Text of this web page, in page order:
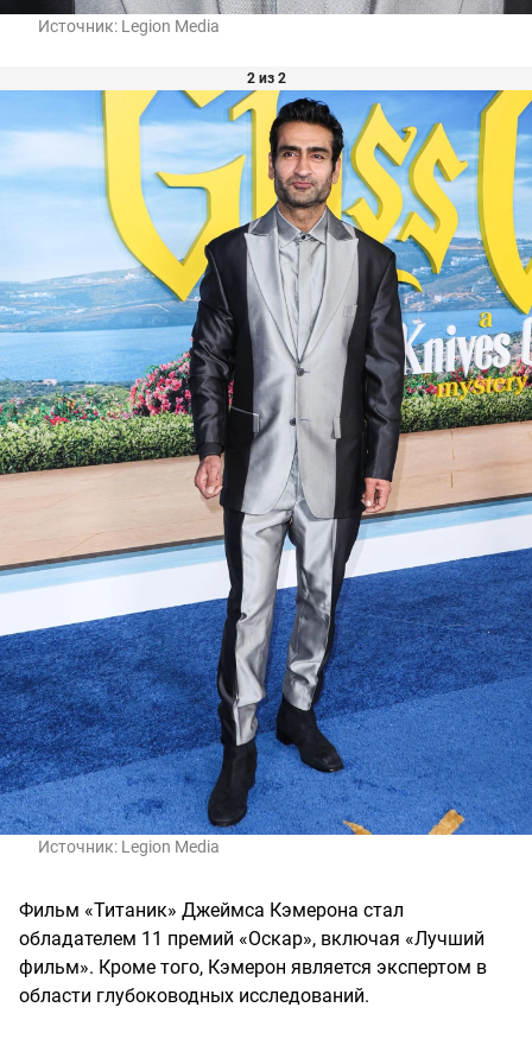
Источник: Legion Media
2 из 2
Источник: Legion Media
Фильм «Титаник» Джеймса Кэмерона стал
обладателем 11 премий «Оскар», включая «Лучший
фильм». Кроме того, Кэмерон является экспертом в
области глубоководных исследований.